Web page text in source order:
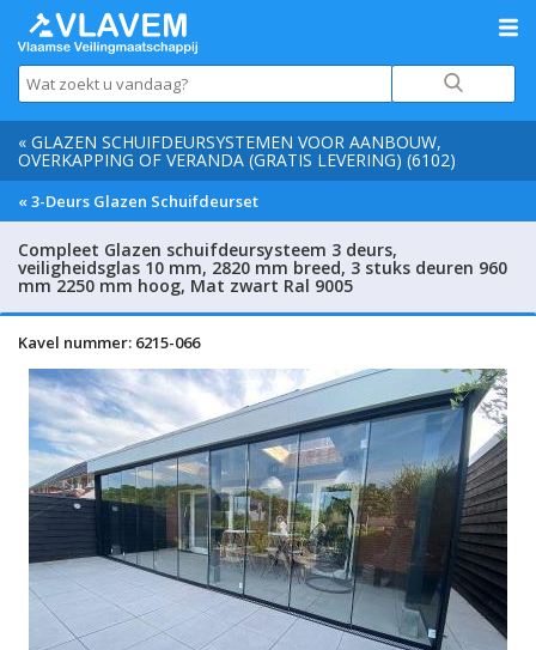
« GLAZEN SCHUIFDEURSYSTEMEN VOOR AANBOUW,
OVERKAPPING OF VERANDA (GRATIS LEVERING) (6102)
« 3-Deurs Glazen Schuifdeurset
Compleet Glazen schuifdeursysteem 3 deurs,
veiligheidsglas 10 mm, 2820 mm breed, 3 stuks deuren 960
mm 2250 mm hoog, Mat zwart Ral 9005
Kavel nummer: 6215-066